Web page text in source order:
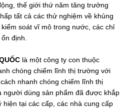
thế giới thứ năm tăng trưởng
tất cả các thử nghiệm về khủng
soát vĩ mô trong nước, các chỉ
định.
là một công ty con thuộc
chóng chiếm lĩnh thị trường với
nhanh chóng chiếm lĩnh thị
dùng sản phẩm đã được khắp
tại các cấp, các nhà cung cấp